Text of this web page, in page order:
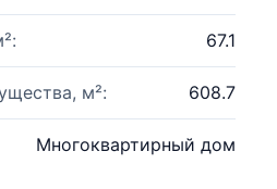
67.1
м²: 608.7
Многоквартирный дом